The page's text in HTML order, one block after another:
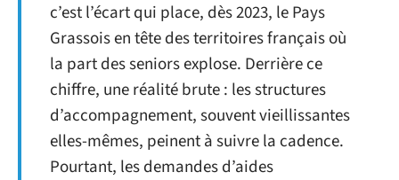
c’est l’écart qui place, dès 2023, le Pays
Grassois en tête des territoires français où
la part des seniors explose. Derrière ce
chiffre, une réalité brute : les structures
d’accompagnement, souvent vieillissantes
elles-mêmes, peinent à suivre la cadence.
Pourtant, les demandes d’aides